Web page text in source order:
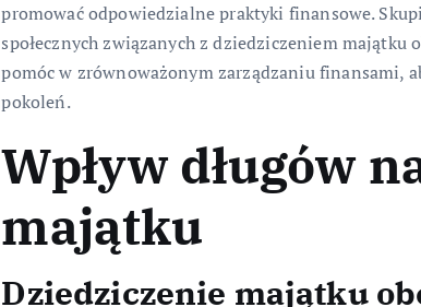
promować odpowiedzialne praktyki finansowe.
społecznych związanych z dziedziczeniem majątku
pomóc w zrównoważonym zarządzaniu finansami,
pokoleń.
Wpływ długów
majątku
Dziedziczenie majątku